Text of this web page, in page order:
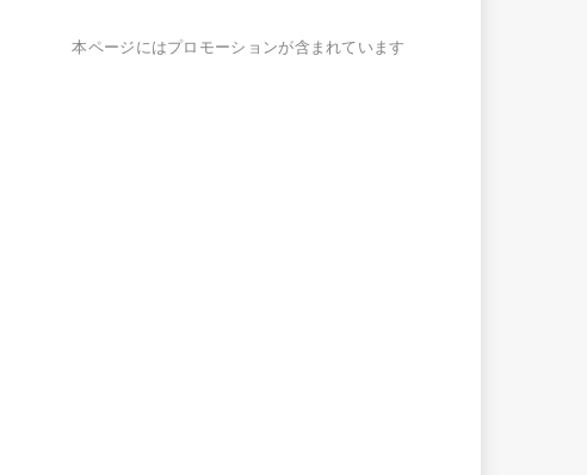
本ページにはプロモーションが含まれています